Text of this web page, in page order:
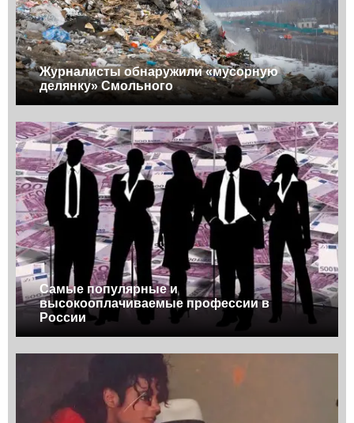
Журналисты обнаружили «мусорную
делянку» Смольного
Самые популярные и
высокооплачиваемые профессии в
России